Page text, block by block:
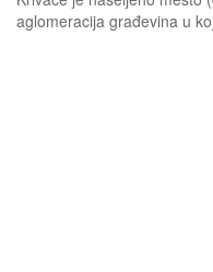
aglomeracija građevina u